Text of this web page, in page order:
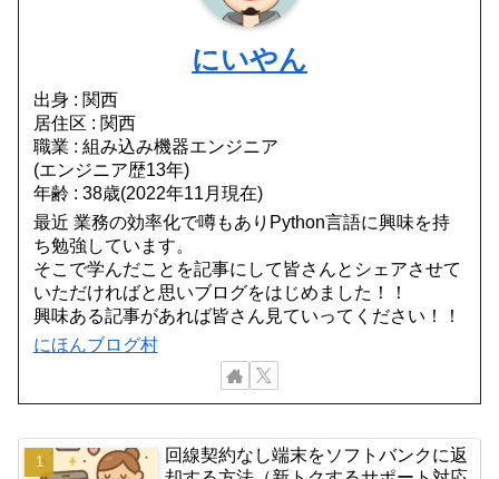
にいやん
出身 : 関西
居住区 : 関西
職業 : 組み込み機器エンジニア
(エンジニア歴13年)
年齢 : 38歳(2022年11月現在)
最近 業務の効率化で噂もありPython言語に興味を持
ち勉強しています。
そこで学んだことを記事にして皆さんとシェアさせて
いただければと思いブログをはじめました！！
興味ある記事があれば皆さん見ていってください！！
にほんブログ村
回線契約なし端末をソフトバンクに返